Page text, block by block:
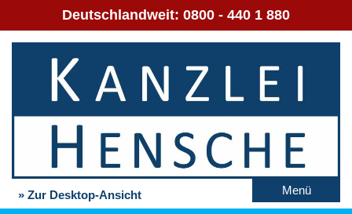
Deutschlandweit: 0800 - 440 1 880
» Zur Desktop-Ansicht Menü